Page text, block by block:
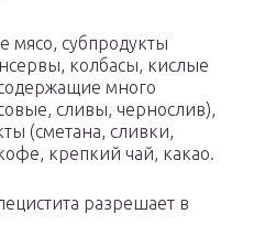
мясо, субпродукты
колбасы, кислые
много
сливы, чернослив),
(сметана, сливки,
крепкий чай, какао.
разрешает в